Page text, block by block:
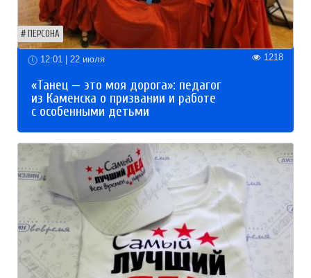
ПЕРСОНА
12:01 | 22 июля 1218
«Танец — это моя дорога»: педагог
из Каменска о призвании и работе
с особенными детьми